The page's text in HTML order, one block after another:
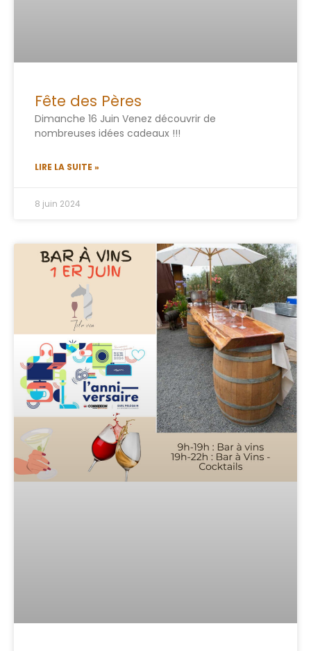
Fête des Pères
Dimanche 16 Juin Venez découvrir de
nombreuses idées cadeaux !!!
LIRE LA SUITE »
8 juin 2024